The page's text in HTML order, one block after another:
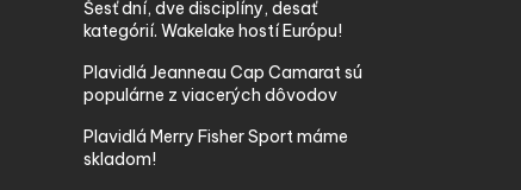
Šesť dní, dve disciplíny, desať
kategórií. Wakelake hostí Európu!
Plavidlá Jeanneau Cap Camarat sú
populárne z viacerých dôvodov
Plavidlá Merry Fisher Sport máme
skladom!